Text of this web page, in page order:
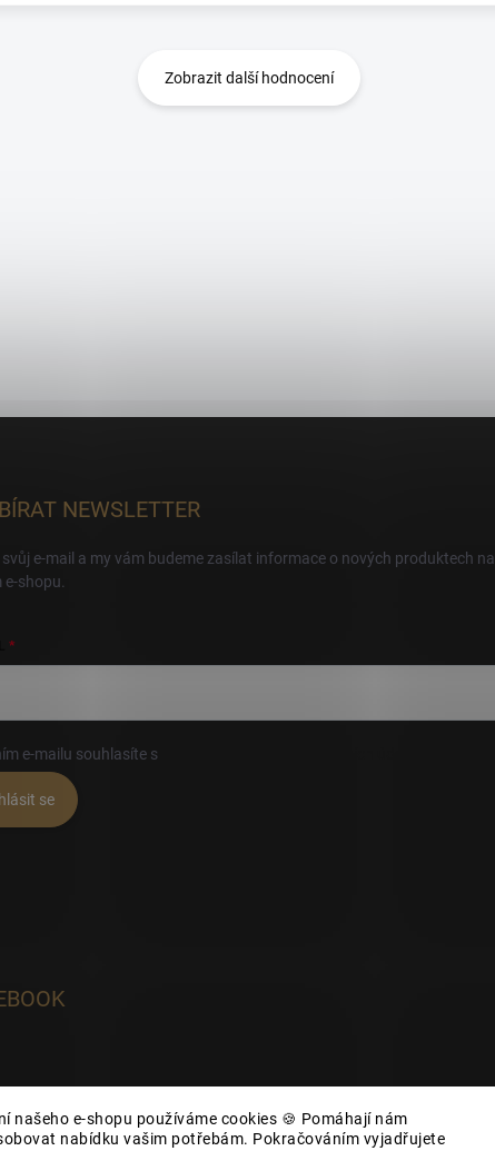
našeho e-shopu používáme cookies 🍪 Pomáhají nám
nabídku vašim potřebám. Pokračováním vyjadřujete
Zobrazit další hodnocení
NEWSLETTER
e-mail a my vám budeme zasílat informace o nových produktech na
e-shopu.
e-mailu souhlasíte s
se